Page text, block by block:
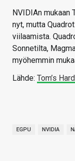
NVIDIAn mukaan
nyt, mutta
viilaamista.
Sonnetilta,
myöhemmin
Lähde: Tom’s
EGPU NVIDIA